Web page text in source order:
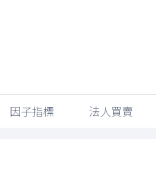
因子指標 法人買賣